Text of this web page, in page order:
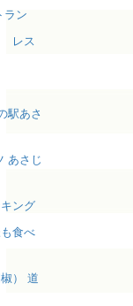
ラン
レス
駅あさ
あさじ
ング
食べ
） 道